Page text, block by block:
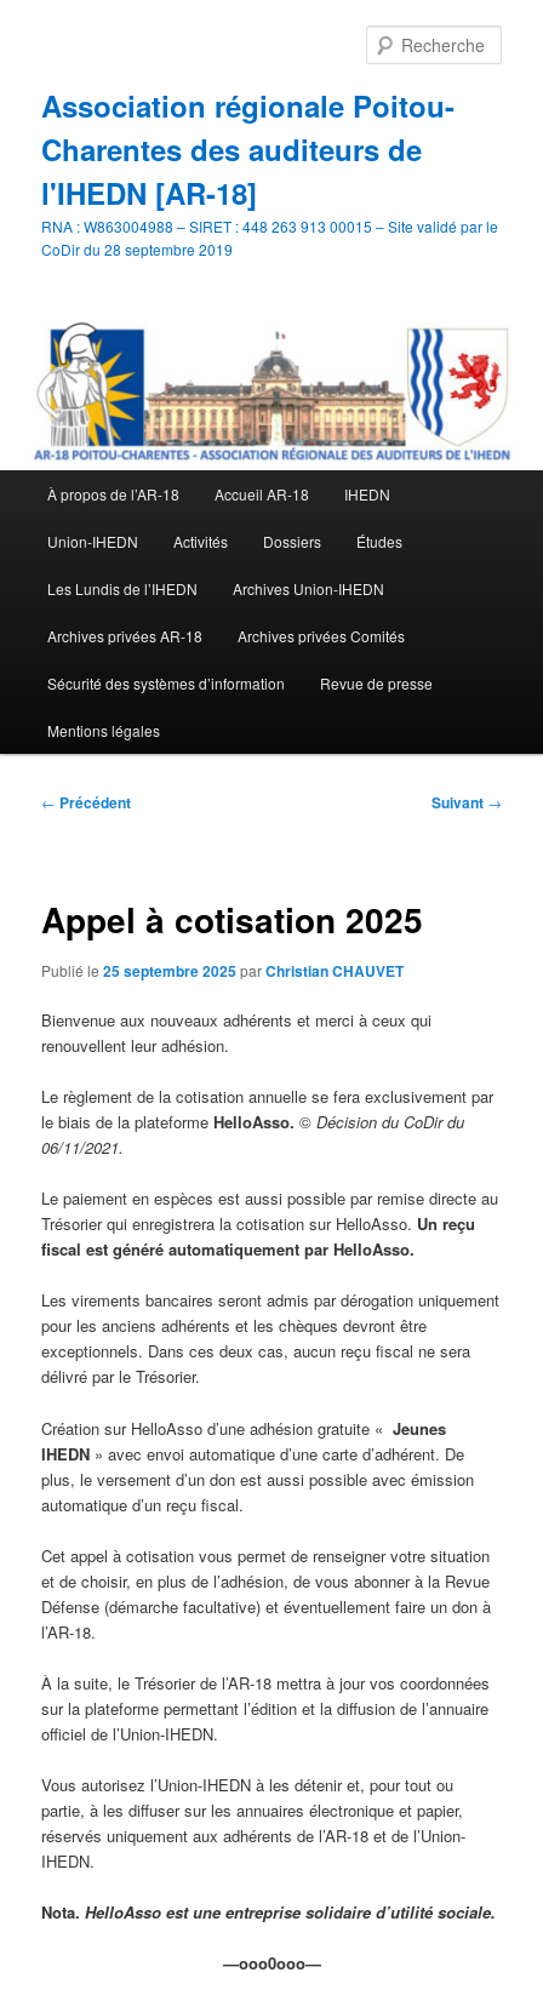
Association régionale Poitou-
Charentes des auditeurs de
l'IHEDN [AR-18]
RNA : W863004988 – SIRET : 448 263 913 00015 – Site validé par le
CoDir du 28 septembre 2019
principal
À propos de l’AR-18 Accueil AR-18 IHEDN
Union-IHEDN Activités Dossiers Études
Les Lundis de l’IHEDN Archives Union-IHEDN
Archives privées AR-18 Archives privées Comités
Sécurité des systèmes d’information Revue de presse
Mentions légales
Navigation
← Précédent Suivant →
Appel à cotisation 2025
Publié le25 septembre 2025parChristian CHAUVET
Bienvenue aux nouveaux adhérents et merci à ceux qui
renouvellent leur adhésion.
Le règlement de la cotisation annuelle se fera exclusivement par
le biais de la plateformeHelloAsso. ©Décision du CoDir du
06/11/2021.
Le paiement en espèces est aussi possible par remise directe au
Trésorier qui enregistrera la cotisation sur HelloAsso. Un reçu
fiscal est généré automatiquement par HelloAsso.
Les virements bancaires seront admis par dérogation uniquement
pour les anciens adhérents et les chèques devront être
exceptionnels. Dans ces deux cas, aucun reçu fiscal ne sera
délivré par le Trésorier.
Création sur HelloAsso d’une adhésion gratuite «Jeunes
IHEDN » avec envoi automatique d’une carte d’adhérent. De
plus, le versement d’un don est aussi possible avec émission
automatique d’un reçu fiscal.
Cet appel à cotisation vous permet de renseigner votre situation
et de choisir, en plus de l’adhésion, de vous abonner à la Revue
Défense (démarche facultative) et éventuellement faire un don à
l’AR-18.
À la suite, le Trésorier de l’AR-18 mettra à jour vos coordonnées
sur la plateforme permettant l’édition et la diffusion de l’annuaire
officiel de l’Union-IHEDN.
Vous autorisez l’Union-IHEDN à les détenir et, pour tout ou
partie, à les diffuser sur les annuaires électronique et papier,
réservés uniquement aux adhérents de l’AR-18 et de l’Union-
IHEDN.
Nota.HelloAsso est une entreprise solidaire d’utilité sociale.
—ooo0ooo—